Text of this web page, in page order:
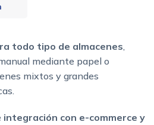
todo tipo de almacenes
mediante papel o
mixtos y grandes
integración con e-commerce y